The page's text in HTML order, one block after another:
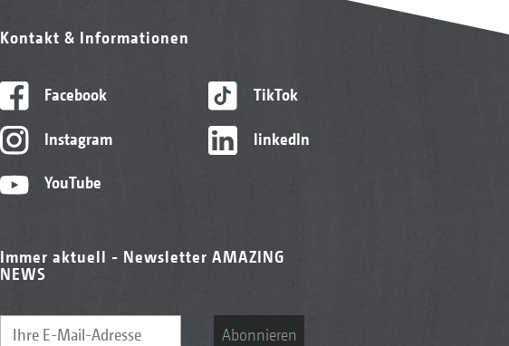
Kontakt & Informationen
Facebook
Instagram
YouTube
TikTok
linkedIn
Immer aktuell - Newsletter AMAZING
NEWS
Abonnieren